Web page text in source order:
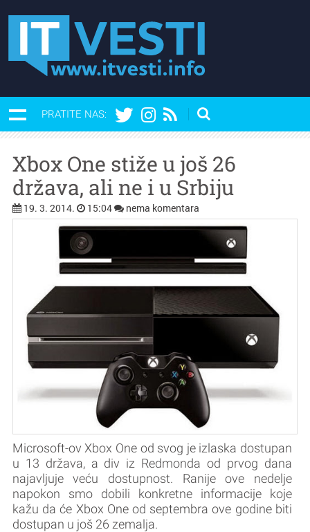
PRATITE NAS:
Xbox One stiže u još 26
država, ali ne i u Srbiju
19. 3. 2014. 15:04 nema komentara
Microsoft-ov Xbox One od svog je izlaska dostupan
u 13 država, a div iz Redmonda od prvog dana
najavljuje veću dostupnost. Ranije ove nedelje
napokon smo dobili konkretne informacije koje
kažu da će Xbox One od septembra ove godine biti
dostupan u još 26 zemalja.